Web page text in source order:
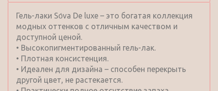
Гель-лаки Sо́va De luxe – это богатая коллекция
модных оттенков с отличным качеством и
доступной ценой.
• Высокопигментированный гель-лак.
• Плотная консистенция.
• Идеален для дизайна – способен перекрыть
другой цвет, не растекается.